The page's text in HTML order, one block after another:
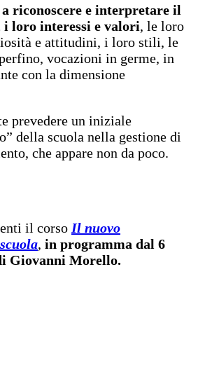
riconoscere e interpretare il
i loro interessi e valori, le loro
e attitudini, i loro stili, le
vocazioni in germe, in
con la dimensione
prevedere un iniziale
della scuola nella gestione di
che appare non da poco.
il corso Il nuovo
, in programma dal 6
Giovanni Morello.